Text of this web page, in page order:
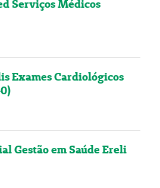
Serviços Médicos
Exames Cardiológicos
Gestão em Saúde Ereli